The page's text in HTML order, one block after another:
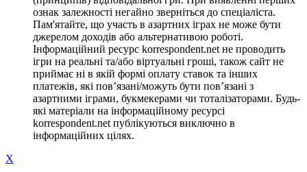
ознак залежності негайно зверніться до спеціаліста.
Пам'ятайте, що участь в азартних іграх не може бути
джерелом доходів або альтернативою роботі.
Інформаційний ресурс korrespondent.net не проводить
ігри на реальні та/або віртуальні гроші, також сайт не
приймає ні в якій формі оплату ставок та інших
платежів, які пов’язані/можуть бути пов’язані з
азартними іграми, букмекерами чи тоталізаторами. Будь-
які матеріали на інформаційному ресурсі
korrespondent.net публікуються виключно в
інформаційних цілях.
X